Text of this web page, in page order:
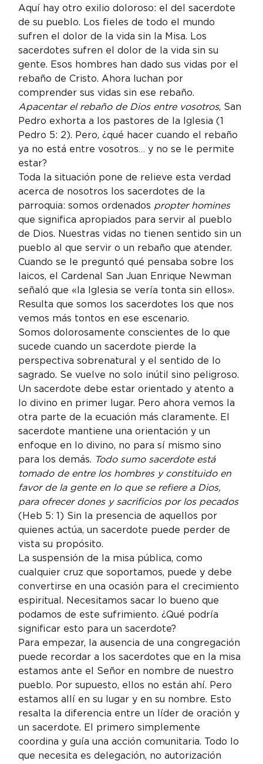
Aquí hay otro exilio doloroso: el del sacerdote
de su pueblo. Los fieles de todo el mundo
sufren el dolor de la vida sin la Misa. Los
sacerdotes sufren el dolor de la vida sin su
gente. Esos hombres han dado sus vidas por el
rebaño de Cristo. Ahora luchan por
comprender sus vidas sin ese rebaño.
Apacentar el rebaño de Dios entre vosotros, San
Pedro exhorta a los pastores de la Iglesia (1
Pedro 5: 2). Pero, ¿qué hacer cuando el rebaño
ya no está entre vosotros… y no se le permite
estar?
Toda la situación pone de relieve esta verdad
acerca de nosotros los sacerdotes de la
parroquia: somos ordenados propter homines
que significa apropiados para servir al pueblo
de Dios. Nuestras vidas no tienen sentido sin un
pueblo al que servir o un rebaño que atender.
Cuando se le preguntó qué pensaba sobre los
laicos, el Cardenal San Juan Enrique Newman
señaló que «la Iglesia se vería tonta sin ellos».
Resulta que somos los sacerdotes los que nos
vemos más tontos en ese escenario.
Somos dolorosamente conscientes de lo que
sucede cuando un sacerdote pierde la
perspectiva sobrenatural y el sentido de lo
sagrado. Se vuelve no solo inútil sino peligroso.
Un sacerdote debe estar orientado y atento a
lo divino en primer lugar. Pero ahora vemos la
otra parte de la ecuación más claramente. El
sacerdote mantiene una orientación y un
enfoque en lo divino, no para sí mismo sino
para los demás. Todo sumo sacerdote está
tomado de entre los hombres y constituido en
favor de la gente en lo que se refiere a Dios,
para ofrecer dones y sacrificios por los pecados
(Heb 5: 1) Sin la presencia de aquellos por
quienes actúa, un sacerdote puede perder de
vista su propósito.
La suspensión de la misa pública, como
cualquier cruz que soportamos, puede y debe
convertirse en una ocasión para el crecimiento
espiritual. Necesitamos sacar lo bueno que
podamos de este sufrimiento. ¿Qué podría
significar esto para un sacerdote?
Para empezar, la ausencia de una congregación
puede recordar a los sacerdotes que en la misa
estamos ante el Señor en nombre de nuestro
pueblo. Por supuesto, ellos no están ahí. Pero
estamos allí en su lugar y en su nombre. Esto
resalta la diferencia entre un líder de oración y
un sacerdote. El primero simplemente
coordina y guía una acción comunitaria. Todo lo
que necesita es delegación, no autorización